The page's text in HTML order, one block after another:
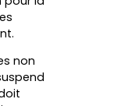
non